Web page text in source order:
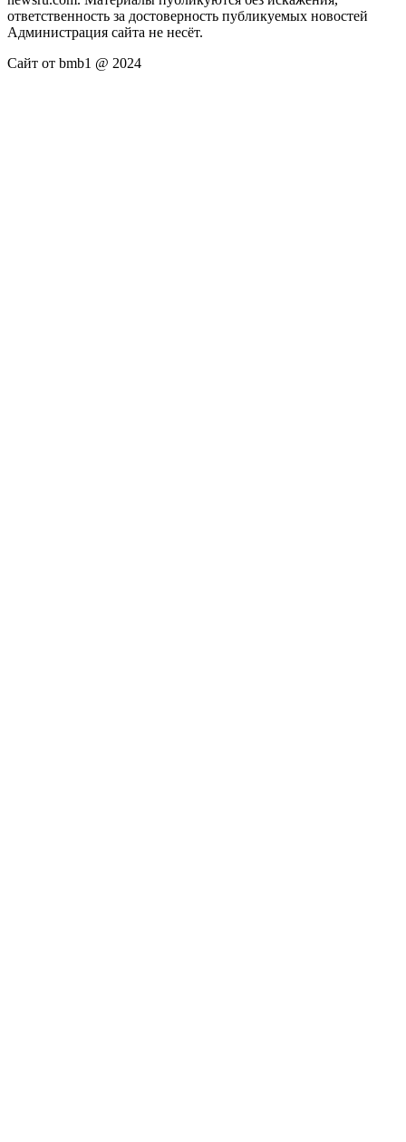
ответственность за достоверность публикуемых новостей
Администрация сайта не несёт.
Сайт от bmb1 @ 2024